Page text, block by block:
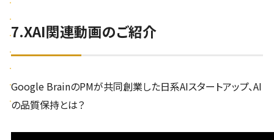
7.XAI関連動画のご紹介
Google BrainのPMが共同創業した日系AIスタートアップ、AI
の品質保持とは？